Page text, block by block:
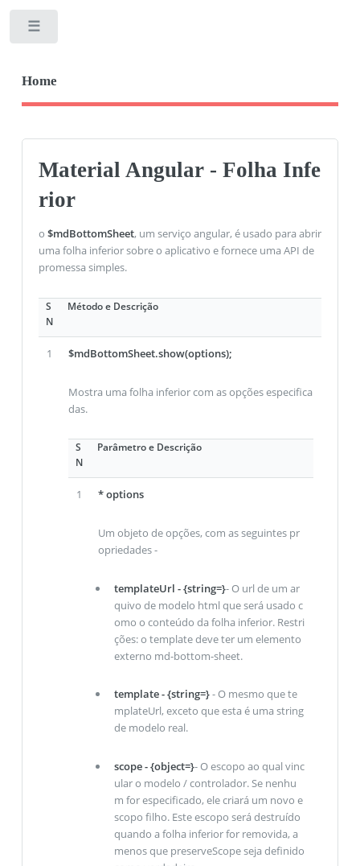
Home
Material Angular - Folha Infe
rior
o $mdBottomSheet, um serviço angular, é usado para abrir
uma folha inferior sobre o aplicativo e fornece uma API de
promessa simples.
S
N
Método e Descrição
1 $mdBottomSheet.show(options);
Mostra uma folha inferior com as opções especifica
das.
S
N
Parâmetro e Descrição
1 * options
Um objeto de opções, com as seguintes pr
opriedades -
templateUrl - {string=}- O url de um ar
quivo de modelo html que será usado c
omo o conteúdo da folha inferior. Restri
ções: o template deve ter um elemento
externo md-bottom-sheet.
template - {string=}- O mesmo que te
mplateUrl, exceto que esta é uma string
de modelo real.
scope - {object=}- O escopo ao qual vinc
ular o modelo / controlador. Se nenhu
m for especificado, ele criará um novo e
scopo filho. Este escopo será destruído
quando a folha inferior for removida, a
menos que preserveScope seja definido